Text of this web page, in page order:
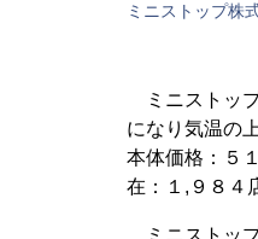
ミニストップ株
ミニストッ
になり気温の
本体価格：５
在：１,９８４
ミニストッ